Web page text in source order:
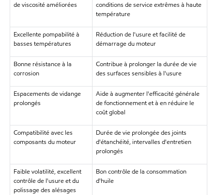
de viscosité améliorées
conditions de service extrêmes à haute
température
Excellente pompabilité à
basses températures
Réduction de l'usure et facilité de
démarrage du moteur
Bonne résistance à la
corrosion
Contribue à prolonger la durée de vie
des surfaces sensibles à l'usure
Espacements de vidange
prolongés
Aide à augmenter l'efficacité générale
de fonctionnement et à en réduire le
coût global
Compatibilité avec les
composants du moteur
Durée de vie prolongée des joints
d'étanchéité, intervalles d'entretien
prolongés
Faible volatilité, excellent
contrôle de l'usure et du
polissage des alésages
Bon contrôle de la consommation
d'huile